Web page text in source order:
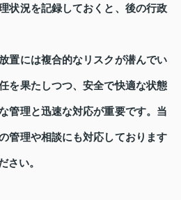
状況を記録しておくと、後の行政
置には複合的なリスクが潜んでい
を果たしつつ、安全で快適な状態
管理と迅速な対応が重要です。当
管理や相談にも対応しております
さい。